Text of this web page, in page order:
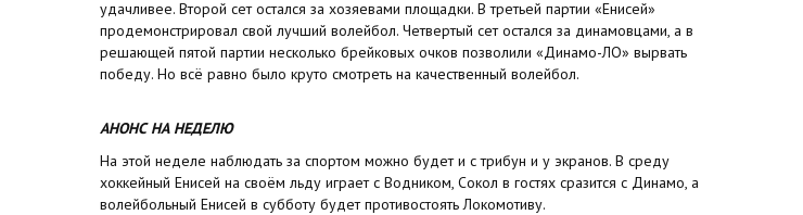
удачливее. Второй сет остался за хозяевами площадки. В третьей партии «Енисей»
продемонстрировал свой лучший волейбол. Четвертый сет остался за динамовцами, а в
решающей пятой партии несколько брейковых очков позволили «Динамо-ЛО» вырвать
победу. Но всё равно было круто смотреть на качественный волейбол.
АНОНС НА НЕДЕЛЮ
На этой неделе наблюдать за спортом можно будет и с трибун и у экранов. В среду
хоккейный Енисей на своём льду играет с Водником, Сокол в гостях сразится с Динамо, а
волейбольный Енисей в субботу будет противостоять Локомотиву.